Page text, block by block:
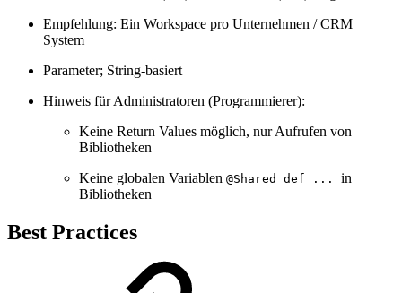
Empfehlung: Ein Workspace pro Unternehmen / CRM
System
Parameter; String-basiert
Hinweis für Administratoren (Programmierer):
Keine Return Values möglich, nur Aufrufen von
Bibliotheken
Keine globalen Variablen @Shared def ...
in
Bibliotheken
Best Practices